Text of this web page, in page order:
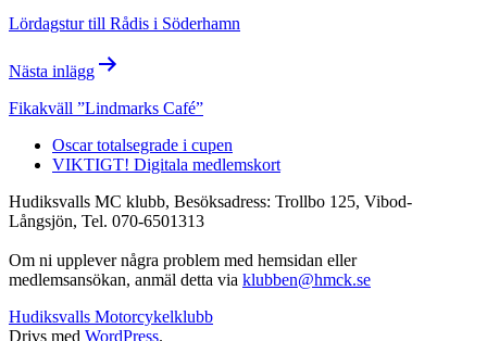
Lördagstur till Rådis i Söderhamn
Nästa inlägg
Fikakväll ”Lindmarks Café”
Oscar totalsegrade i cupen
VIKTIGT! Digitala medlemskort
Hudiksvalls MC klubb, Besöksadress: Trollbo 125, Vibod-
Långsjön, Tel. 070-6501313
Om ni upplever några problem med hemsidan eller
medlemsansökan, anmäl detta via klubben@hmck.se
Hudiksvalls Motorcykelklubb
Drivs med WordPress.